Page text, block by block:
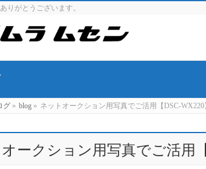
りがとうございます。
グ » blog » ネットオークション用写真でご活用【DSC-WX220
ークション用写真でご活用